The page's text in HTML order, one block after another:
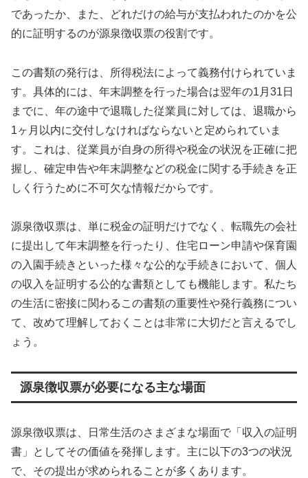
であったか、また、どれだけの給与が支払われたのかを公
的に証明するのが源泉徴収票の役割です。
この書類の発行は、所得税法によって義務付けられていま
す。具体的には、年末調整を行った場合は翌年の1月31日
までに、年の途中で退職した従業員に対しては、退職から
1ヶ月以内に交付しなければならないと定められていま
す。これは、従業員が自身の所得や税金の状況を正確に把
握し、確定申告や年末調整などの税金に関する手続きを正
しく行うために不可欠な情報だからです。
源泉徴収票は、単に税金の証明だけでなく、転職先の会社
に提出して年末調整を行ったり、住宅ローン申請や保育園
の入園手続きといった様々な公的な手続きにおいて、個人
の収入を証明する公的な書類としても機能します。私たち
の生活に密接に関わるこの書類の重要性や発行義務につい
て、改めて理解しておくことは非常に大切だと言えるでし
ょう。
源泉徴収票が必要になる主な場面
源泉徴収票は、日常生活のさまざまな場面で「収入の証明
書」としてその価値を発揮します。主に以下の3つの状況
で、その提出が求められることが多くあります。